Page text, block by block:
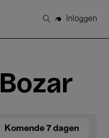
Zoeken
Inloggen
Komende 7 dagen